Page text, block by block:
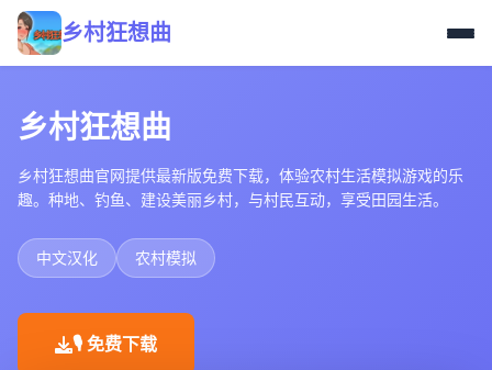
乡村狂想曲
乡村狂想曲
乡村狂想曲官网提供最新版免费下载，体验农村生活模拟游戏的乐
趣。种地、钓鱼、建设美丽乡村，与村民互动，享受田园生活。
中文汉化 农村模拟
🎙️ 免费下载